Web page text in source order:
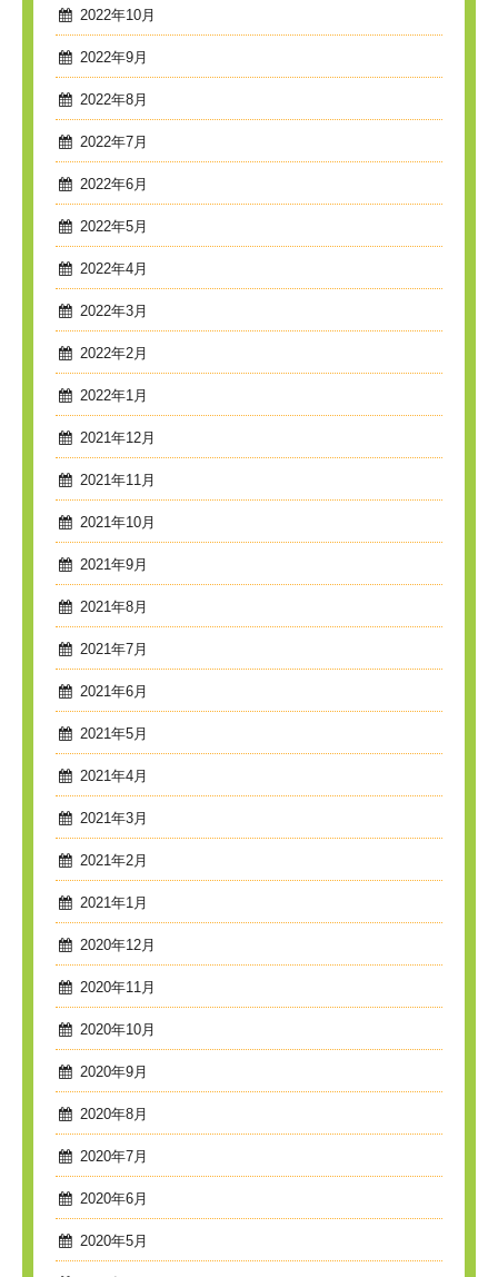
2022年10月
2022年9月
2022年8月
2022年7月
2022年6月
2022年5月
2022年4月
2022年3月
2022年2月
2022年1月
2021年12月
2021年11月
2021年10月
2021年9月
2021年8月
2021年7月
2021年6月
2021年5月
2021年4月
2021年3月
2021年2月
2021年1月
2020年12月
2020年11月
2020年10月
2020年9月
2020年8月
2020年7月
2020年6月
2020年5月